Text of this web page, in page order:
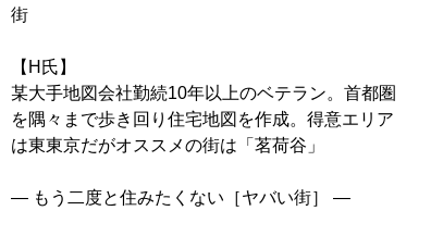
街
【H氏】
某大手地図会社勤続10年以上のベテラン。首都圏
を隅々まで歩き回り住宅地図を作成。得意エリア
は東東京だがオススメの街は「茗荷谷」